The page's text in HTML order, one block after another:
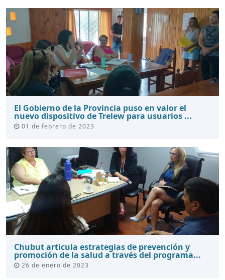
El Gobierno de la Provincia puso en valor el
nuevo dispositivo de Trelew para usuarios ...
01 de febrero de 2023
Chubut articula estrategias de prevención y
promoción de la salud a través del programa...
26 de enero de 2023